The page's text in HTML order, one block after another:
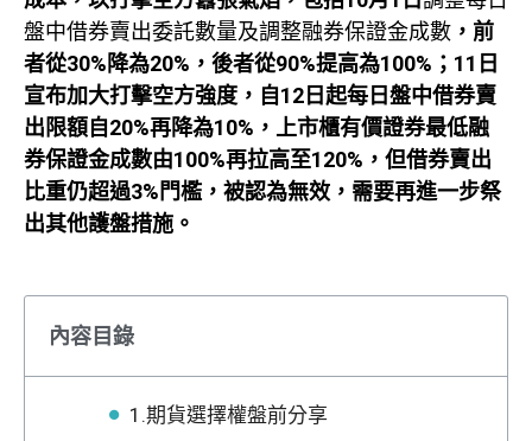
盤中借券賣出委託數量及調整融券保證金成數 ，前
者從30%降為20%，後者從90%提高為100%；11日
宣布加大打擊空方強度，自12日起每日盤中借券賣
出限額自20%再降為10%，上市櫃有價證券最低融
券保證金成數由100%再拉高至120%，但借券賣出
比重仍超過3%門檻，被認為無效，需要再進一步祭
出其他護盤措施。
內容目錄
1.期貨選擇權盤前分享